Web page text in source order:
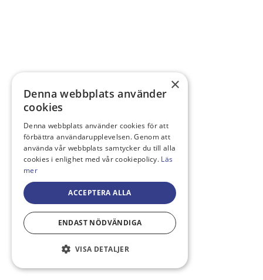
×
Denna webbplats använder
cookies
Denna webbplats använder cookies för att
förbättra användarupplevelsen. Genom att
använda vår webbplats samtycker du till alla
cookies i enlighet med vår cookiepolicy. Läs
mer
ACCEPTERA ALLA
ENDAST NÖDVÄNDIGA
VISA DETALJER